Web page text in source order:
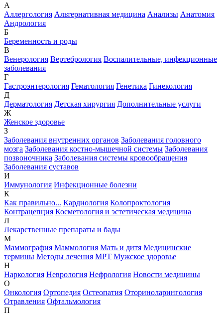
А
Аллергология Альтернативная медицина Анализы Анатомия
Андрология
Б
Беременность и роды
В
Венерология Вертебрология Воспалительные, инфекционные
заболевания
Г
Гастроэнтерология Гематология Генетика Гинекология
Д
Дерматология Детская хирургия Дополнительные услуги
Ж
Женское здоровье
З
Заболевания внутренних органов Заболевания головного
мозга Заболевания костно-мышечной системы Заболевания
позвоночника Заболевания системы кровообращения
Заболевания суставов
И
Иммунология Инфекционные болезни
К
Как правильно... Кардиология Колопроктология
Контрацепция Косметология и эстетическая медицина
Л
Лекарственные препараты и бады
М
Маммография Маммология Мать и дитя Медицинские
термины Методы лечения МРТ Мужское здоровье
Н
Наркология Неврология Нефрология Новости медицины
О
Онкология Ортопедия Остеопатия Оториноларингология
Отравления Офтальмология
П